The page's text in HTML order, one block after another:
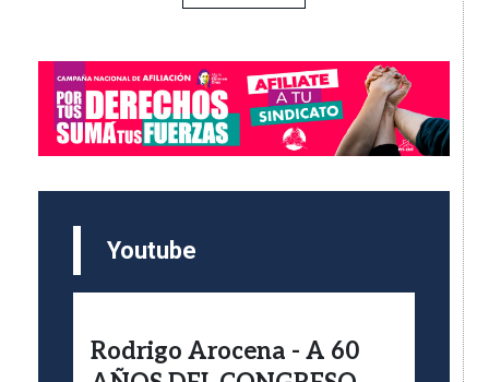
Imagen
Youtube
Rodrigo Arocena - A 60